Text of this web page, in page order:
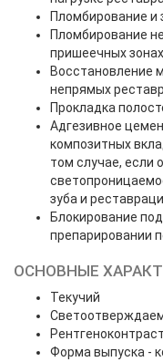
Пломбирование и
Пломбирование
пришеечных
Восстановление
непрямых
Прокладка
Адгезивное
композитных
том случае, если
зуба и
Блокирование
препарировании
ОСНОВНЫЕ
Текучий
Форма выпуска -